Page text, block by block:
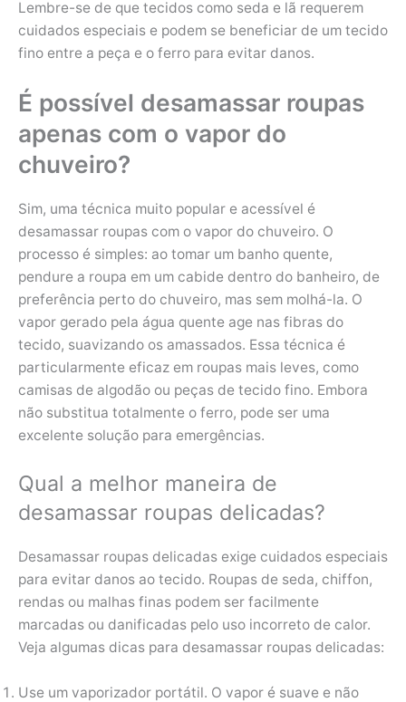
Lembre-se de que tecidos como seda e lã requerem
cuidados especiais e podem se beneficiar de um tecido
fino entre a peça e o ferro para evitar danos.
É possível desamassar roupas
apenas com o vapor do
chuveiro?
Sim, uma técnica muito popular e acessível é
desamassar roupas com o vapor do chuveiro. O
processo é simples: ao tomar um banho quente,
pendure a roupa em um cabide dentro do banheiro, de
preferência perto do chuveiro, mas sem molhá-la. O
vapor gerado pela água quente age nas fibras do
tecido, suavizando os amassados. Essa técnica é
particularmente eficaz em roupas mais leves, como
camisas de algodão ou peças de tecido fino. Embora
não substitua totalmente o ferro, pode ser uma
excelente solução para emergências.
Qual a melhor maneira de
desamassar roupas delicadas?
Desamassar roupas delicadas exige cuidados especiais
para evitar danos ao tecido. Roupas de seda, chiffon,
rendas ou malhas finas podem ser facilmente
marcadas ou danificadas pelo uso incorreto de calor.
Veja algumas dicas para desamassar roupas delicadas:
Use um vaporizador portátil. O vapor é suave e não